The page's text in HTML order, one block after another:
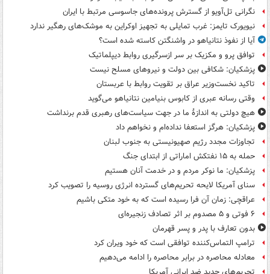
نگرانی تل‌آویو از گسترش پرونده‌های جاسوسی مرتبط با ایران
نیویورک تایمز: غرب تمایلی به تجهیز اوکراین به موشک‌های رهگیر ندارد
آیا از نفوذ نتانیاهو در واشنگتن کاسته شده است؟
توافق پرو و مکزیک بر سر ازسرگیری روابط دیپلماتیک
پزشکیان: شکافی بین دولت و نیروهای مسلح نیست
تاکید نخست‌وزیر عراق بر تقویت روابط با عربستان
وقتی رسانه عبری از کابوس بنیامین نتانیاهو می‌گوید
هیچ دولتی به اندازۀ ما در جهت سیاست‌های رهبری قدم برنداشت
پزشکیان: هرگز استعفا نداده‌ام و نخواهم داد
تجاوزات مجدد رژیم صهیونیستی به جنوب لبنان
حمله به ۱۵ نفتکش‌ اماراتی از ابتدای جنگ
پزشکیان: ما نوکر مردم و در خدمت آنان هستیم
سنای آمریکا لایحه تحریم‌های گسترده انرژی روسیه را تصویب کرد
عراقچی: زمان آن فرا رسیده است که به خود متکی باشیم
۶ فوتی و ۵ مصدوم بر اثر تصادف زنجیره‌ای
بدون تعارف با پدر و پسر قهرمان
ترامپ التماس‌کننده توافقی است که خود ویران کرد
معادله محاصره در برابر محاصره را ادامه می‌دهیم